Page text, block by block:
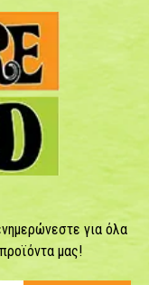
για όλα
μας!